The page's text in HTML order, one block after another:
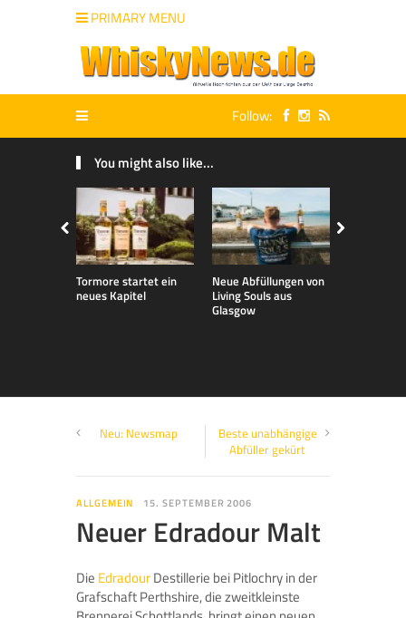
PRIMARY MENU
Follow:
You might also like...
Tormore startet ein
neues Kapitel
Neue Abfüllungen von
Living Souls aus
Glasgow
Neu: Newsmap
Beste unabhängige
Abfüller gekürt
ALLGEMEIN 15. SEPTEMBER 2006
Neuer Edradour Malt
Die EdradourDestillerie bei Pitlochry in der
Grafschaft Perthshire, die zweitkleinste